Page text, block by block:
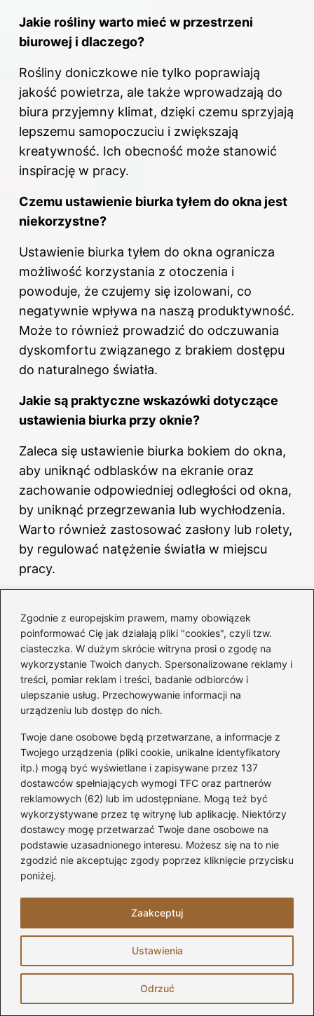
Zgodnie z europejskim prawem, mamy obowiązek
poinformować Cię jak działają pliki "cookies", czyli tzw.
ciasteczka. W dużym skrócie witryna prosi o zgodę na
wykorzystanie Twoich danych. Spersonalizowane reklamy i
treści, pomiar reklam i treści, badanie odbiorców i
ulepszanie usług. Przechowywanie informacji na
urządzeniu lub dostęp do nich.
Twoje dane osobowe będą przetwarzane, a informacje z
Twojego urządzenia (pliki cookie, unikalne identyfikatory
itp.) mogą być wyświetlane i zapisywane przez 137
dostawców spełniających wymogi TFC oraz partnerów
reklamowych (62) lub im udostępniane. Mogą też być
wykorzystywane przez tę witrynę lub aplikację. Niektórzy
dostawcy mogę przetwarzać Twoje dane osobowe na
podstawie uzasadnionego interesu. Możesz się na to nie
zgodzić nie akceptując zgody poprzez kliknięcie przycisku
poniżej.
Ustawienia
Odrzuć
Zaakceptuj
Jakie rośliny warto mieć w przestrzeni
biurowej i dlaczego?
Rośliny doniczkowe nie tylko poprawiają
jakość powietrza, ale także wprowadzają do
biura przyjemny klimat, dzięki czemu sprzyjają
lepszemu samopoczuciu i zwiększają
kreatywność. Ich obecność może stanowić
inspirację w pracy.
Czemu ustawienie biurka tyłem do okna jest
niekorzystne?
Ustawienie biurka tyłem do okna ogranicza
możliwość korzystania z otoczenia i
powoduje, że czujemy się izolowani, co
negatywnie wpływa na naszą produktywność.
Może to również prowadzić do odczuwania
dyskomfortu związanego z brakiem dostępu
do naturalnego światła.
Jakie są praktyczne wskazówki dotyczące
ustawienia biurka przy oknie?
Zaleca się ustawienie biurka bokiem do okna,
aby uniknąć odblasków na ekranie oraz
zachowanie odpowiedniej odległości od okna,
by uniknąć przegrzewania lub wychłodzenia.
Warto również zastosować zasłony lub rolety,
by regulować natężenie światła w miejscu
pracy.
a
c
e
b
o
o
k
nt
er
e
st
n
k
e
dI
n
e
d
di
t
u
m
bl
r
Powiązane wpisy:
Meble do ciemnej podłogi – klucz do
harmonijnego wnętrza bez błędów
Kreatywne sposoby na ustawienie
narożnika w małym salonie, by
maksymalnie wykorzystać przestrzeń
Jak skutecznie zabudować antresolę w
mieszkaniu – praktyczny przewodnik
krok po kroku
Funkcjonalne rozwiązania: Jak stworzyć
praktyczne półki do łazienki krok po
Perfekcyjnie dopasowany karnisz do
okna: 8 wskazówek, które warto znać
Inspirujące pomysły: Jak
zagospodarować antresolę i stworzyć
piękne wnętrze